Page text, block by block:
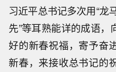
习近平总书记多次用“龙
先”等耳熟能详的成语
好的新春祝福，寄予奋
新春，来接收总书记的